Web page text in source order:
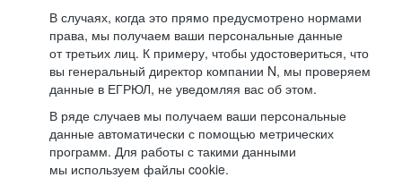
В случаях, когда это прямо предусмотрено нормами
права, мы получаем ваши персональные данные
от третьих лиц. К примеру, чтобы удостовериться, что
вы генеральный директор компании N, мы проверяем
данные в ЕГРЮЛ, не уведомляя вас об этом.
В ряде случаев мы получаем ваши персональные
данные автоматически с помощью метрических
программ. Для работы с такими данными
мы используем файлы cookie.